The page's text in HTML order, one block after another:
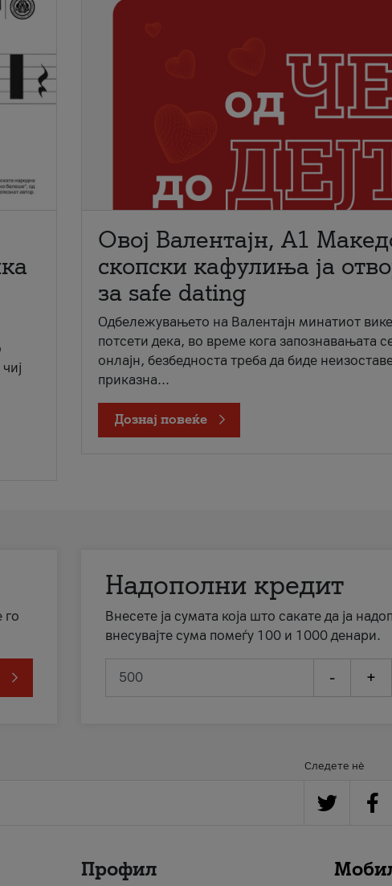
Овој Валентајн, A1
скопски кафулиња ја
за safe dating
Одбележувањето на Валентајн минатиот
потсети дека, во време кога запознавањата
онлајн, безбедноста треба да биде
приказна...
Дознај повеќе
го
Надополни кредит
Внесете ја сумата која што сакате да ја
внесувајте сума помеѓу 100 и 1000 денари.
- +
Следете нè
Профил